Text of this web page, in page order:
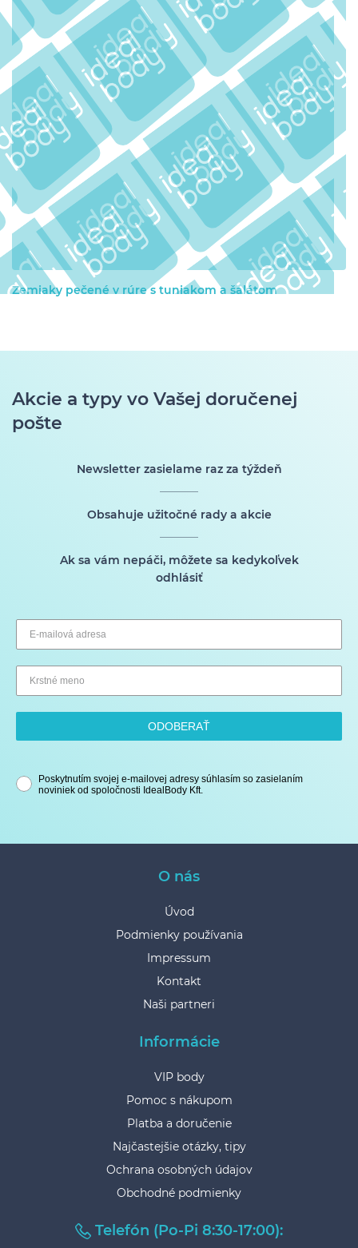
Zemiaky pečené v rúre s tuniakom a šalátom
Akcie a typy vo Vašej doručenej
pošte
Newsletter zasielame raz za týždeň
Obsahuje užitočné rady a akcie
Ak sa vám nepáči, môžete sa kedykoľvek
odhlásiť
ODOBERAŤ
Poskytnutím svojej e-mailovej adresy súhlasím so zasielaním
noviniek od spoločnosti IdealBody Kft.
O nás
Úvod
Podmienky používania
Impressum
Kontakt
Naši partneri
Informácie
VIP body
Pomoc s nákupom
Platba a doručenie
Najčastejšie otázky, tipy
Ochrana osobných údajov
Obchodné podmienky
Telefón (Po-Pi 8:30-17:00):